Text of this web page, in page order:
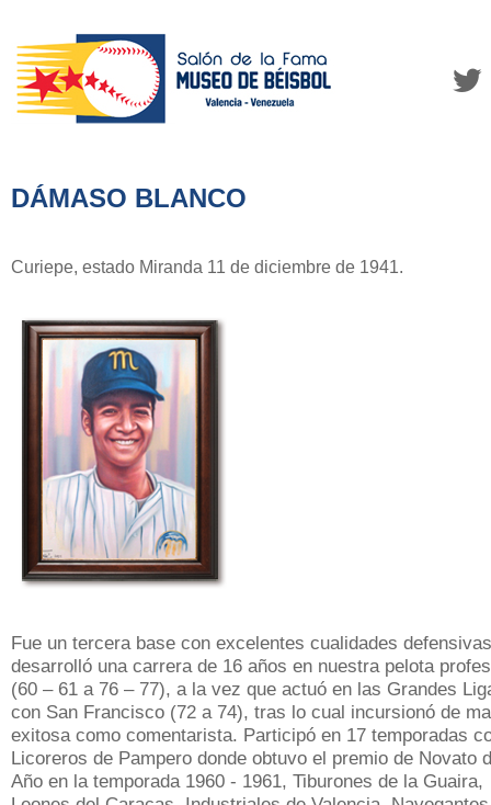
DÁMASO BLANCO
Curiepe, estado Miranda 11 de diciembre de 1941.
Fue un tercera base con excelentes cualidades
desarrolló una carrera de 16 años en nuestra pelota
(60 – 61 a 76 – 77), a la vez que actuó en las Grandes
con San Francisco (72 a 74), tras lo cual incursionó de
exitosa como comentarista. Participó en 17 temporadas
Licoreros de Pampero donde obtuvo el premio de Novato
Año en la temporada 1960 - 1961, Tiburones de la Guaira,